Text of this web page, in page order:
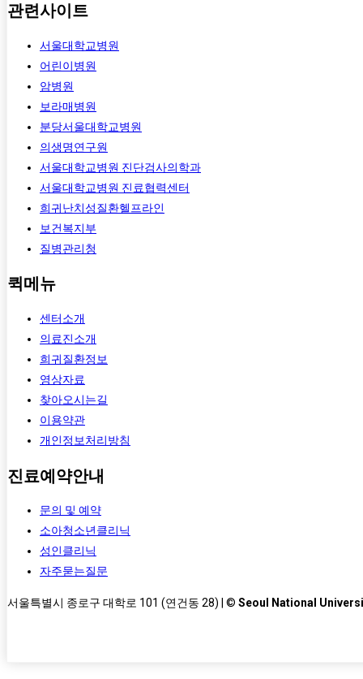
관련사이트
서울대학교병원
어린이병원
암병원
보라매병원
분당서울대학교병원
의생명연구원
서울대학교병원 진단검사의학과
서울대학교병원 진료협력센터
희귀난치성질환헬프라인
보건복지부
질병관리청
퀵메뉴
센터소개
의료진소개
희귀질환정보
영상자료
찾아오시는길
이용약관
개인정보처리방침
진료예약안내
문의 및 예약
소아청소년클리닉
성인클리닉
자주묻는질문
서울특별시 종로구 대학로 101 (연건동 28) | © Seoul National